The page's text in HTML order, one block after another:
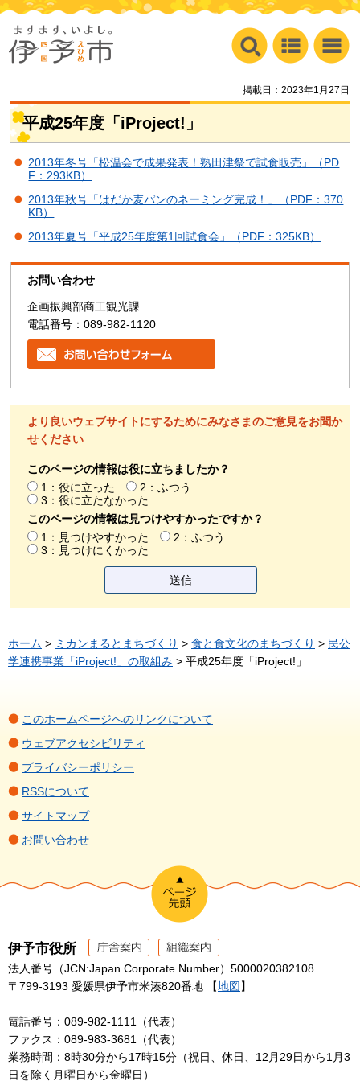
掲載日：2023年1月27日
平成25年度「iProject!」
2013年冬号「松温会で成果発表！熟田津祭で試食販売」（PD
F：293KB）
2013年秋号「はだか麦パンのネーミング完成！」（PDF：370
KB）
2013年夏号「平成25年度第1回試食会」（PDF：325KB）
お問い合わせ
企画振興部商工観光課
電話番号：089-982-1120
より良いウェブサイトにするためにみなさまのご意見をお聞か
せください
このページの情報は役に立ちましたか？
1：役に立った
2：ふつう
3：役に立たなかった
このページの情報は見つけやすかったですか？
1：見つけやすかった
2：ふつう
3：見つけにくかった
ホーム > ミカンまるとまちづくり > 食と食文化のまちづくり > 民公
学連携事業「iProject!」の取組み > 平成25年度「iProject!」
このホームページへのリンクについて
ウェブアクセシビリティ
プライバシーポリシー
RSSについて
サイトマップ
お問い合わせ
伊予市役所
法人番号（JCN:Japan Corporate Number）5000020382108
〒799-3193 愛媛県伊予市米湊820番地 【地図 】
電話番号：089-982-1111（代表）
ファクス：089-983-3681（代表）
業務時間：8時30分から17時15分（祝日、休日、12月29日から1月3
日を除く月曜日から金曜日）